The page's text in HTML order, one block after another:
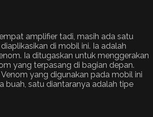
amplifier tadi, masih ada satu
di mobil ini. Ia adalah
Ia ditugaskan untuk menggerakan
yang terpasang di bagian depan.
yang digunakan pada mobil ini
buah, satu diantaranya adalah tipe